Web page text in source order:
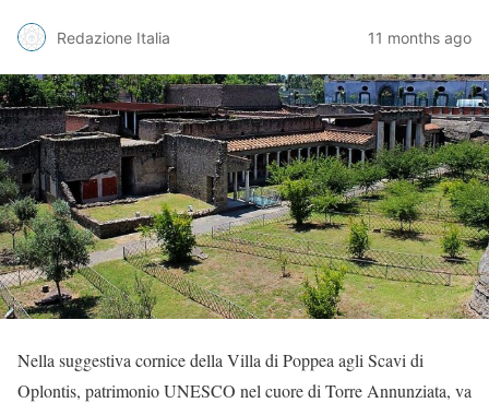
Redazione Italia 11 months ago
Nella suggestiva cornice della Villa di Poppea agli Scavi di
Oplontis, patrimonio UNESCO nel cuore di Torre Annunziata, va